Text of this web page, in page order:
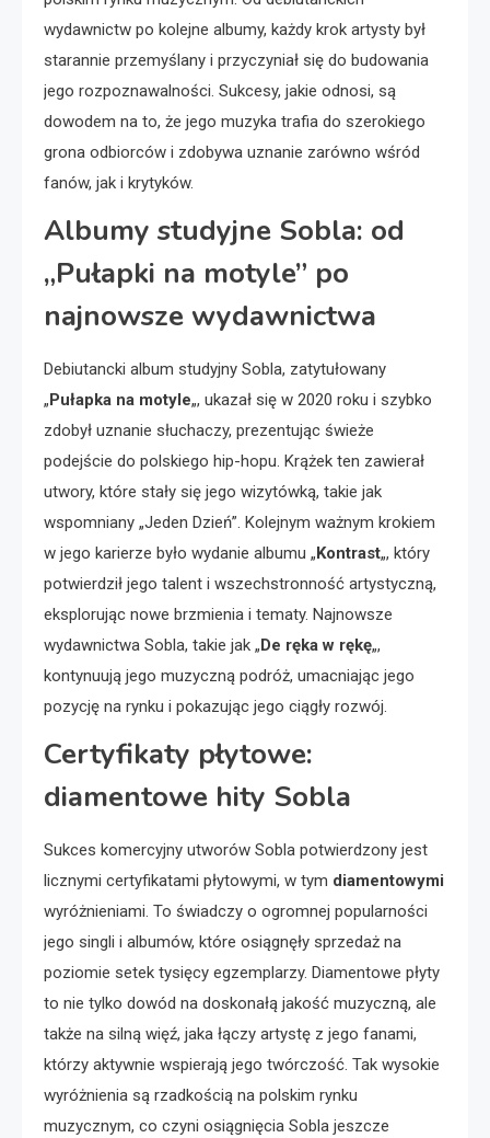
wydawnictw po kolejne albumy, każdy krok artysty był
starannie przemyślany i przyczyniał się do budowania
jego rozpoznawalności. Sukcesy, jakie odnosi, są
dowodem na to, że jego muzyka trafia do szerokiego
grona odbiorców i zdobywa uznanie zarówno wśród
fanów, jak i krytyków.
Albumy studyjne Sobla: od
„Pułapki na motyle” po
najnowsze wydawnictwa
Debiutancki album studyjny Sobla, zatytułowany
„Pułapka na motyle„, ukazał się w 2020 roku i szybko
zdobył uznanie słuchaczy, prezentując świeże
podejście do polskiego hip-hopu. Krążek ten zawierał
utwory, które stały się jego wizytówką, takie jak
wspomniany „Jeden Dzień”. Kolejnym ważnym krokiem
w jego karierze było wydanie albumu „Kontrast„, który
potwierdził jego talent i wszechstronność artystyczną,
eksplorując nowe brzmienia i tematy. Najnowsze
wydawnictwa Sobla, takie jak „De ręka w rękę„,
kontynuują jego muzyczną podróż, umacniając jego
pozycję na rynku i pokazując jego ciągły rozwój.
Certyfikaty płytowe:
diamentowe hity Sobla
Sukces komercyjny utworów Sobla potwierdzony jest
licznymi certyfikatami płytowymi, w tym diamentowymi
wyróżnieniami. To świadczy o ogromnej popularności
jego singli i albumów, które osiągnęły sprzedaż na
poziomie setek tysięcy egzemplarzy. Diamentowe płyty
to nie tylko dowód na doskonałą jakość muzyczną, ale
także na silną więź, jaka łączy artystę z jego fanami,
którzy aktywnie wspierają jego twórczość. Tak wysokie
wyróżnienia są rzadkością na polskim rynku
muzycznym, co czyni osiągnięcia Sobla jeszcze